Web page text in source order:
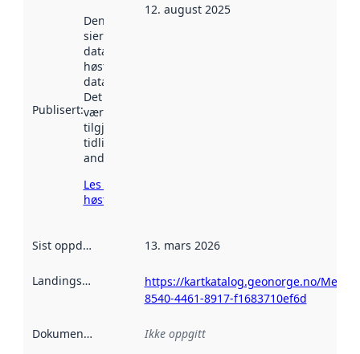
Publisert:
Denne datoen
sier når
datasettet ble
høstet av
data.norge.no.
Det kan ha
vært
tilgjengelig
tidligere
andre steder.
Les mer om
høsting her
12. august 2025
Sist oppdatert 13. mars 2026
Landingsside
https://kartkatalog.geonorge.no/
8540-4461-8917-f1683710ef6d
Dokumentasjon Ikke oppgitt